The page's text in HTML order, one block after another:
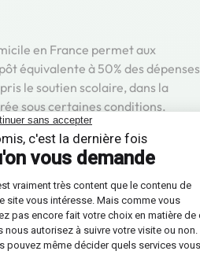
en France permet aux
équivalente à 50% des dépenses
le soutien scolaire, dans la
sous certaines conditions.